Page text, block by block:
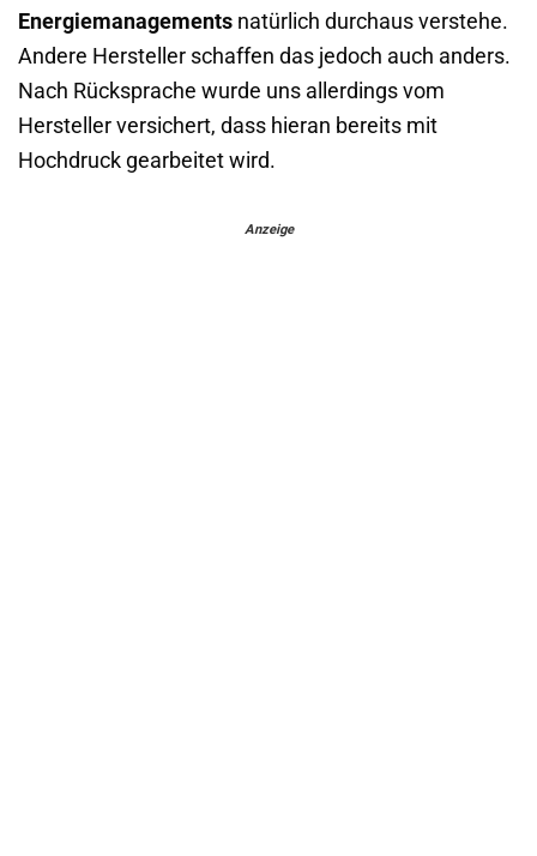
Energiemanagements natürlich durchaus verstehe.
Andere Hersteller schaffen das jedoch auch anders.
Nach Rücksprache wurde uns allerdings vom
Hersteller versichert, dass hieran bereits mit
Hochdruck gearbeitet wird.
Anzeige